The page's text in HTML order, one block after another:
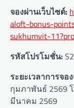
จองผ่านเว็บไซต์:
aloft-bonus-
sukhumvit-
รหัสโปรโมชั่น:
ระยะเวลาการจอ
กุมภาพันธ์ 2569
มีนาคม 2569